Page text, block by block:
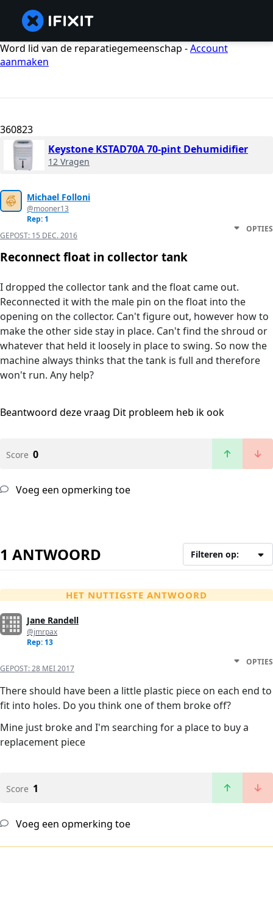
Word lid van de reparatiegemeenschap -Account
aanmaken
360823
Keystone KSTAD70A 70-pint Dehumidifier
12 Vragen
Michael Folloni
@mooner13
Rep: 1
GEPOST: 15 DEC. 2016
OPTIES
Reconnect float in collector tank
I dropped the collector tank and the float came out.
Reconnected it with the male pin on the float into the
opening on the collector. Can't figure out, however how to
make the other side stay in place. Can't find the shroud or
whatever that held it loosely in place to swing. So now the
machine always thinks that the tank is full and therefore
won't run. Any help?
Beantwoord deze vraag Dit probleem heb ik ook
Score 0
Voeg een opmerking toe
1 ANTWOORD Filteren op:
HET NUTTIGSTE ANTWOORD
Jane Randell
@jmrpax
Rep: 13
GEPOST:28 MEI 2017
OPTIES
There should have been a little plastic piece on each end to
fit into holes. Do you think one of them broke off?
Mine just broke and I'm searching for a place to buy a
replacement piece
Score 1
Voeg een opmerking toe